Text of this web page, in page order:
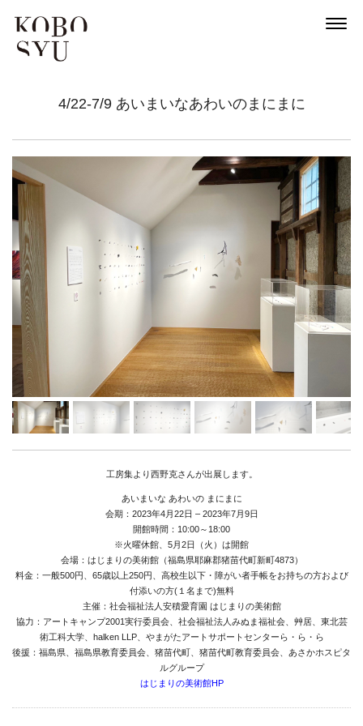
News
Artists
Projects
Goods
Media
Access
Link
Facebook
Instagram
Youtube
online-shop
art center syu
アートサポートセンター
4/22-7/9 あいまいなあわいのまにまに
工房集より西野克さんが出展します。
あいまいな あわいの まにまに
会期：2023年4月22日 – 2023年7月9日
開館時間：10:00～18:00
※火曜休館、5月2日（火）は開館
会場：はじまりの美術館（福島県耶麻郡猪苗代町新町4873）
料金：一般500円、65歳以上250円、高校生以下・障がい者手帳をお持ちの方および
付添いの方(１名まで)無料
主催：社会福祉法人安積愛育園 はじまりの美術館
協力：アートキャンプ2001実行委員会、社会福祉法人みぬま福祉会、艸居、東北芸
術工科大学、halken LLP、やまがたアートサポートセンターら・ら・ら
後援：福島県、福島県教育委員会、猪苗代町、猪苗代町教育委員会、あさかホスピタ
ルグループ
はじまりの美術館HP